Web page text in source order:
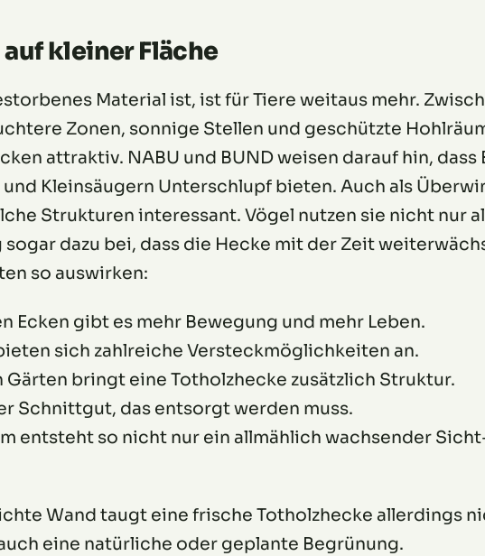
kleiner Fläche
Material ist, ist für Tiere weitaus mehr.
Zonen, sonnige Stellen und geschützte
attraktiv. NABU und BUND weisen darauf hin,
und Kleinsäugern Unterschlupf bieten. Auch als
Strukturen interessant. Vögel nutzen sie nicht nur
sogar dazu bei, dass die Hecke mit der Zeit
so auswirken:
Ecken gibt es mehr Bewegung und mehr Leben.
sich zahlreiche Versteckmöglichkeiten an.
Gärten bringt eine Totholzhecke zusätzlich Struktur.
Schnittgut, das entsorgt werden muss.
entsteht so nicht nur ein allmählich wachsender
Wand taugt eine frische Totholzhecke allerdings
eine natürliche oder geplante Begrünung.